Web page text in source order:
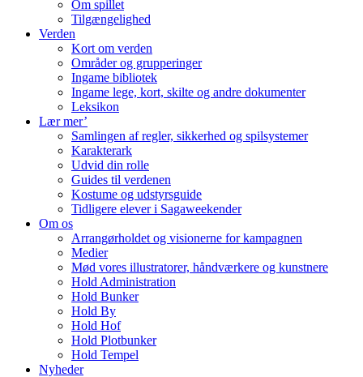
Om spillet
Tilgængelighed
Verden
Kort om verden
Områder og grupperinger
Ingame bibliotek
Ingame lege, kort, skilte og andre dokumenter
Leksikon
Lær mer’
Samlingen af regler, sikkerhed og spilsystemer
Karakterark
Udvid din rolle
Guides til verdenen
Kostume og udstyrsguide
Tidligere elever i Sagaweekender
Om os
Arrangørholdet og visionerne for kampagnen
Medier
Mød vores illustratorer, håndværkere og kunstnere
Hold Administration
Hold Bunker
Hold By
Hold Hof
Hold Plotbunker
Hold Tempel
Nyheder